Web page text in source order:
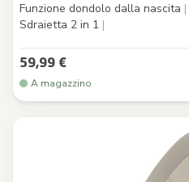
Funzione dondolo dalla nascita |
Sdraietta 2 in 1 |
59,99 €
A magazzino